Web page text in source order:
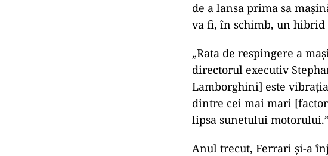
de a lansa prima sa
va fi, în schimb, un hibrid
„Rata de respingere a
directorul executiv
Lamborghini] este
dintre cei mai mari
lipsa sunetului motorului.”
Anul trecut, Ferrari și-a